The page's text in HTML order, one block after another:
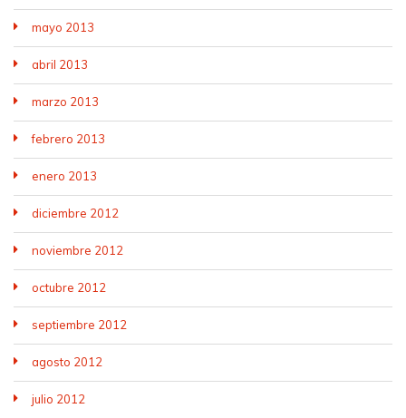
mayo 2013
abril 2013
marzo 2013
febrero 2013
enero 2013
diciembre 2012
noviembre 2012
octubre 2012
septiembre 2012
agosto 2012
julio 2012